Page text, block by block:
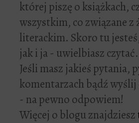
której piszę o książkach,
wszystkim, co związane z
literackim. Skoro tu
jak i ja - uwielbiasz czytać.
Jeśli masz jakieś pytania,
komentarzach bądź
- na pewno odpowiem!
Więcej o blogu znajdziesz